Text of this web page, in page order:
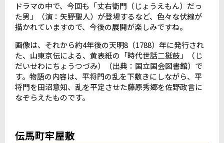
ドラマの中で、今回も「丈右衛門（じょうえもん）だっ
た男」（演：矢野聖人）が登場するなど、色々な伏線が
描かれていますので、今後の展開が楽しみですね。
画像は、それから約4年後の天明8 （1788）年に発行され
た、山東京伝による、黄表紙の「時代世話二挺鼓」（じ
だいせわにちょうつづみ）（出典：国立国会図書館）で
す。物語の内容は、平将門の乱を下敷きにしながら、平
将門を田沼意知、乱を平定させた藤原秀郷を佐野政言に
なぞらえたものです。
伝馬町牢屋敷